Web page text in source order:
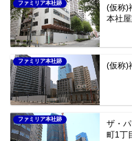
ファミリア本社跡
(仮称)
本社
ファミリア本社跡 (仮称)
ファミリア本社跡
ザ・
町1丁